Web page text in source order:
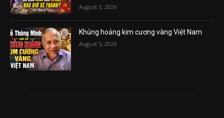
August 5, 2026
Khủng hoảng kim cương vàng Việt Nam
August 5, 2026